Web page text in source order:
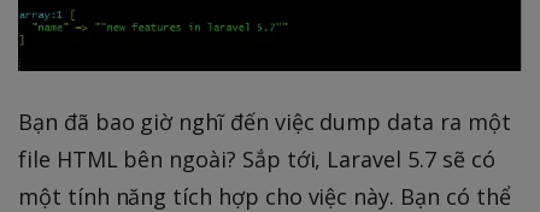
Bạn đã bao giờ nghĩ đến việc dump data ra một
file HTML bên ngoài? Sắp tới, Laravel 5.7 sẽ có
một tính năng tích hợp cho việc này. Bạn có thể